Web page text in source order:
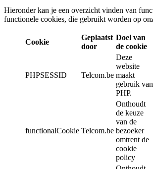
Hieronder kan je een overzicht vinden van
functionele cookies, die gebruikt worden op
Cookie
Geplaatst
door
Doel van
de cookie
PHPSESSID Telcom.be
Deze
website
maakt
gebruik van
PHP.
functionalCookie Telcom.be
Onthoudt
de keuze
van de
bezoeker
omtrent de
cookie
policy